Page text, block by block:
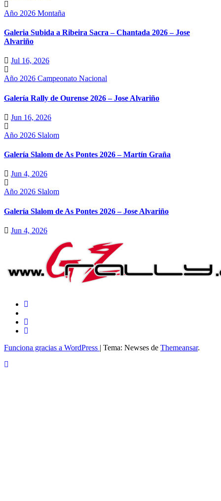
Año 2026 Montaña
Galeria Subida a Ribeira Sacra – Chantada 2026 – Jose
Alvariño
Jul 16, 2026
Año 2026 Campeonato Nacional
Galería Rally de Ourense 2026 – Jose Alvariño
Jun 16, 2026
Año 2026 Slalom
Galería Slalom de As Pontes 2026 – Martín Graña
Jun 4, 2026
Año 2026 Slalom
Galería Slalom de As Pontes 2026 – Jose Alvariño
Jun 4, 2026
Funciona gracias a WordPress | Tema: Newses de Themeansar.